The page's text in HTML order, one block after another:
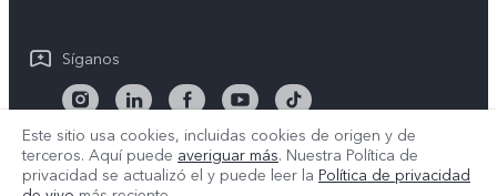
Síganos
Perú | Seleccione país/región
Este sitio usa cookies, incluidas cookies de origen y de
terceros. Aquí puede averiguar más. Nuestra Política de
privacidad se actualizó el y puede leer la Política de privacidad